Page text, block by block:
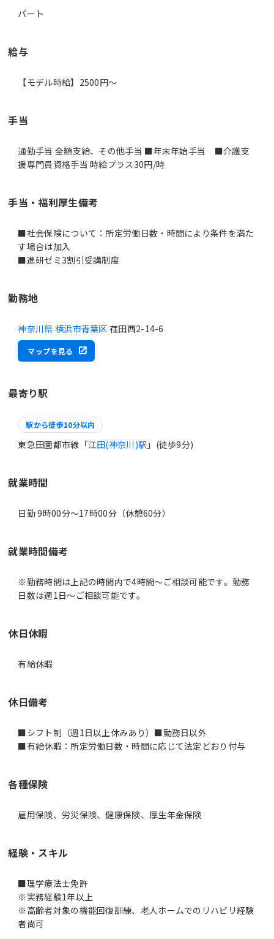
パート
給与
【モデル時給】2500円〜
手当
通勤手当 全額支給、その他手当 ■年末年始手当 ■介護支
援専門員資格手当 時給プラス30円/時
手当・福利厚生備考
■社会保険について：所定労働日数・時間により条件を満た
す場合は加入
■進研ゼミ3割引受講制度
勤務地
神奈川県 横浜市青葉区 荏田西2-14-6
マップを見る
最寄り駅
駅から徒歩10分以内
東急田園都市線「江田(神奈川)駅 」(徒歩9分)
就業時間
日勤 9時00分〜17時00分（休憩60分）
就業時間備考
※勤務時間は上記の時間内で4時間～ご相談可能です。勤務
休日休暇
有給休暇
休日備考
■シフト制（週1日以上休みあり）■勤務日以外
■有給休暇：所定労働日数・時間に応じて法定どおり付与
各種保険
雇用保険、労災保険、健康保険、厚生年金保険
経験・スキル
■理学療法士免許
※実務経験1年以上
※高齢者対象の機能回復訓練、老人ホームでのリハビリ経験
者尚可